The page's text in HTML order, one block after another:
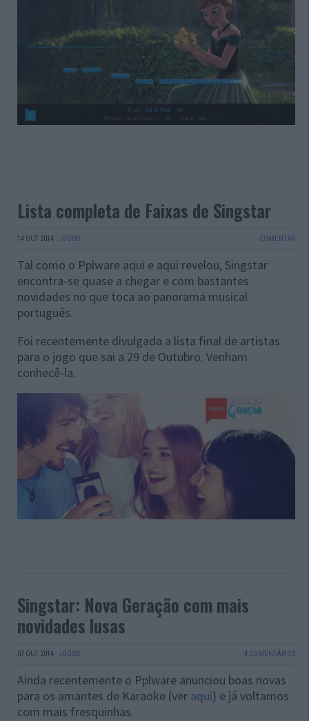
Lista completa de Faixas de Singstar
14 OUT 2014 · JOGOS COMENTAR
Tal como o Pplware aqui e aqui revelou, Singstar
encontra-se quase a chegar e com bastantes
novidades no que toca ao panorama musical
português.
Foi recentemente divulgada a lista final de artistas
para o jogo que sai a 29 de Outubro. Venham
conhecê-la.
Singstar: Nova Geração com mais
novidades lusas
07 OUT 2014 · JOGOS 4 COMENTÁRIOS
Ainda recentemente o Pplware anunciou boas novas
para os amantes de Karaoke (ver aqui) e já voltamos
com mais fresquinhas.